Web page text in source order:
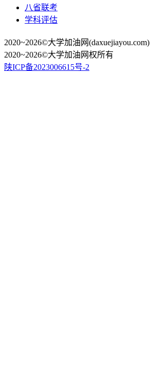
八省联考
学科评估
2020~2026©大学加油网(daxuejiayou.com)
2020~2026©大学加油网权所有
陕ICP备2023006615号-2